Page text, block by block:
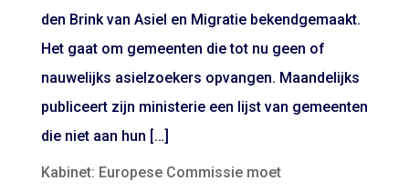
den Brink van Asiel en Migratie bekendgemaakt.
Het gaat om gemeenten die tot nu geen of
nauwelijks asielzoekers opvangen. Maandelijks
publiceert zijn ministerie een lijst van gemeenten
die niet aan hun […]
Kabinet: Europese Commissie moet